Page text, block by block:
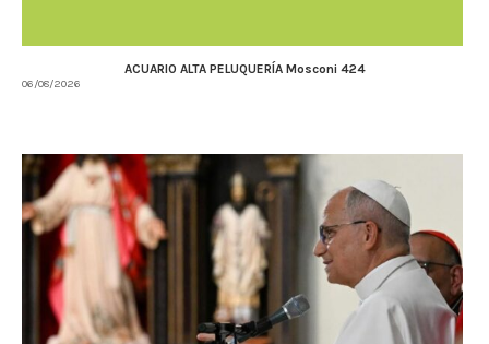
ACUARIO ALTA PELUQUERÍA Mosconi 424
06/08/2026